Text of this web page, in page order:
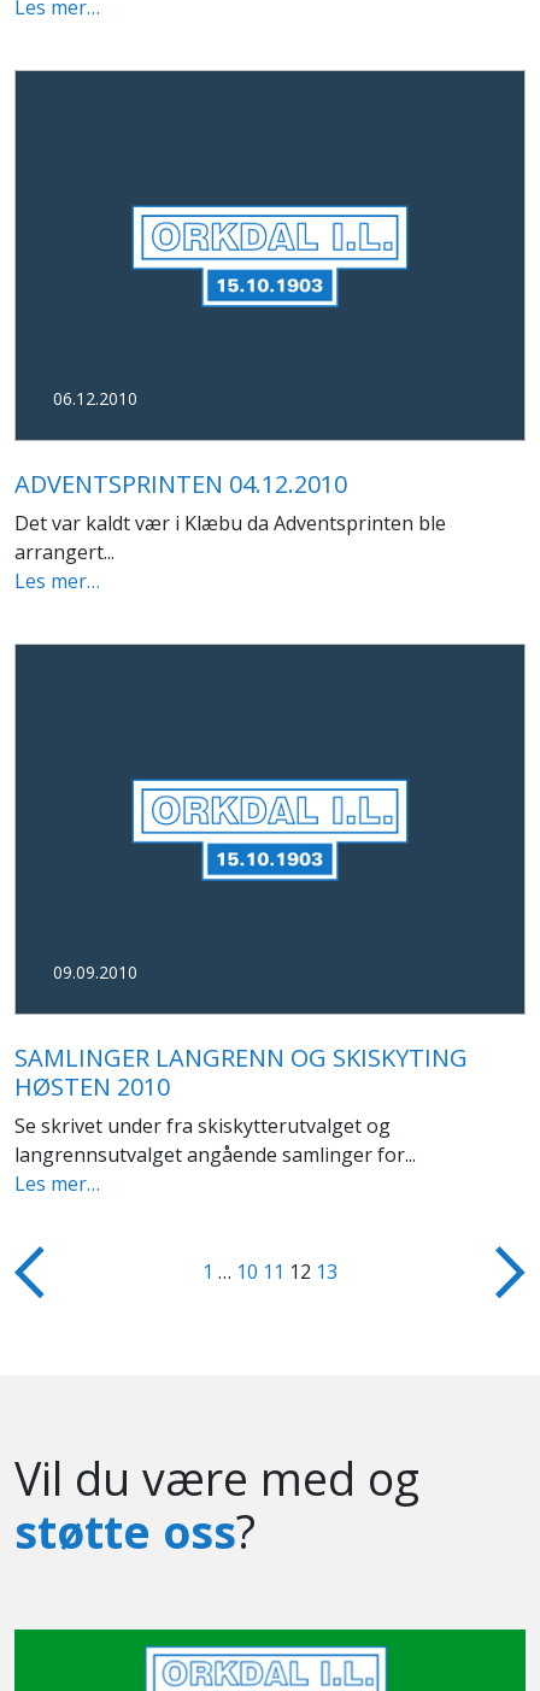
Les mer…
06.12.2010
ADVENTSPRINTEN 04.12.2010
Det var kaldt vær i Klæbu da Adventsprinten ble
arrangert...
Les mer…
09.09.2010
SAMLINGER LANGRENN OG SKISKYTING
HØSTEN 2010
Se skrivet under fra skiskytterutvalget og
langrennsutvalget angående samlinger for...
Les mer…
1 … 10 11 12 13
Vil du være med og
støtte oss?